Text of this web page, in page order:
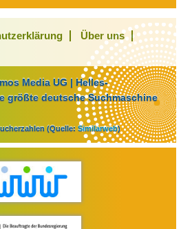
Über uns
Media UG | Helles-
größte deutsche Suchmaschine
(Quelle: Similarweb)